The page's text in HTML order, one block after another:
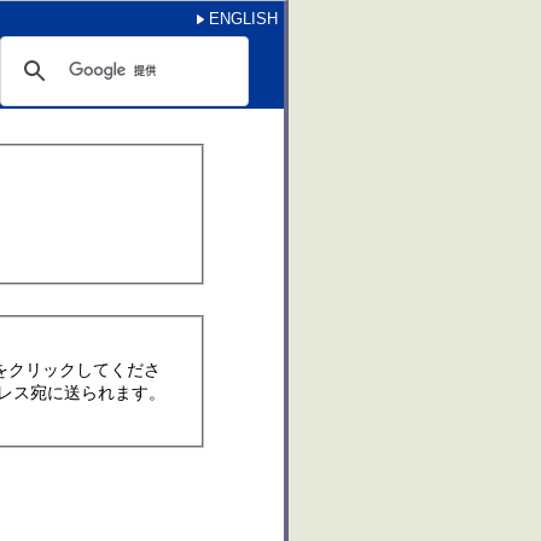
ENGLISH
リックしてくださ
宛に送られます。